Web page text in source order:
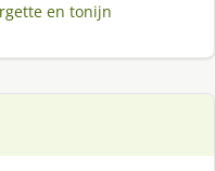
en tonijn